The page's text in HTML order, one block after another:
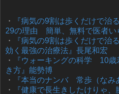
・
『病気の9割は歩くだけで
29の理由 簡単、無料で医者い
・
『病気の9割は歩くだけで
効く最強の治療法』長尾和宏
・
『ウォーキングの科学 10
き方』能勢博
・
『本当のナンバ 常歩（なみ
・
『健康で長生きしたけりゃ